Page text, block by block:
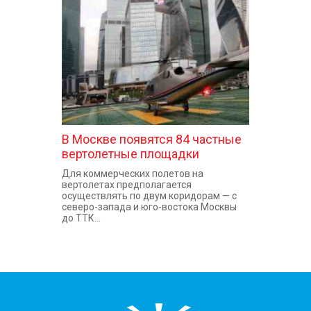
КОНТАКТЫ
В Москве появятся 84 частные
вертолетные площадки
Для коммерческих полетов на
вертолетах предполагается
осуществлять по двум коридорам — с
северо-запада и юго-востока Москвы
до ТТК...